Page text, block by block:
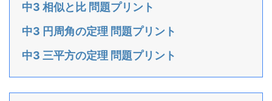
中3 相似と比 問題プリント
中3 円周角の定理 問題プリント
中3 三平方の定理 問題プリント